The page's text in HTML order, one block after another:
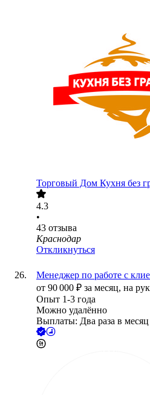
Торговый Дом Кухня без
4.3
•
43 отзыва
Краснодар
Откликнуться
Менеджер по работе с
от 90 000 ₽ за месяц, на
Опыт 1-3 года
Можно удалённо
Выплаты: Два раза в месяц